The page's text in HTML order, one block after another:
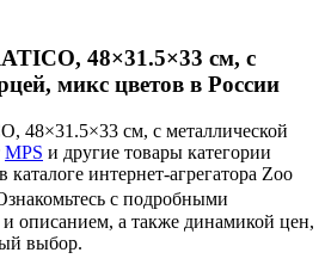
48×31.5×33 см, с
микс цветов в России
48×31.5×33 см, с металлической
MPS и другие товары категории
каталоге интернет-агрегатора Zoo
с подробными
описанием, а также динамикой цен,
выбор.